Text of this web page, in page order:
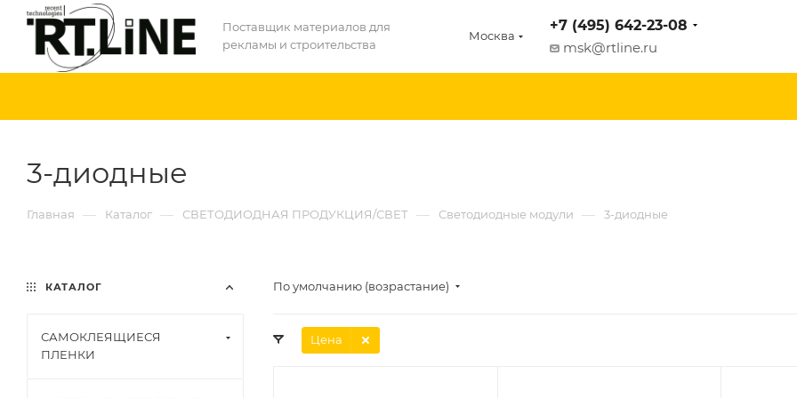
Поставщик материалов для
рекламы и строительства
Москва
+7 (495) 642-23-08
msk@rtline.ru
3-диодные
Главная — Каталог — СВЕТОДИОДНАЯ ПРОДУКЦИЯ/СВЕТ — Светодиодные модули — 3-диодные
По умолчанию (возрастание)
Цена
КАТАЛОГ
САМОКЛЕЯЩИЕСЯ
ПЛЕНКИ